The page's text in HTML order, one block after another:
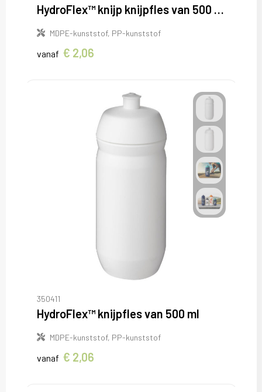
HydroFlex™ knijp knijpfles van 500 ml
MDPE-kunststof, PP-kunststof
vanaf € 2,06
350411
HydroFlex™ knijpfles van 500 ml
MDPE-kunststof, PP-kunststof
vanaf € 2,06